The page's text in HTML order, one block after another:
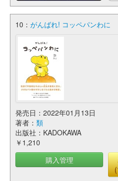
10： がんばれ! コッペパンわに
発売日：2022年01月13日
著者： 類
出版社：KADOKAWA
￥1,210
購入管理